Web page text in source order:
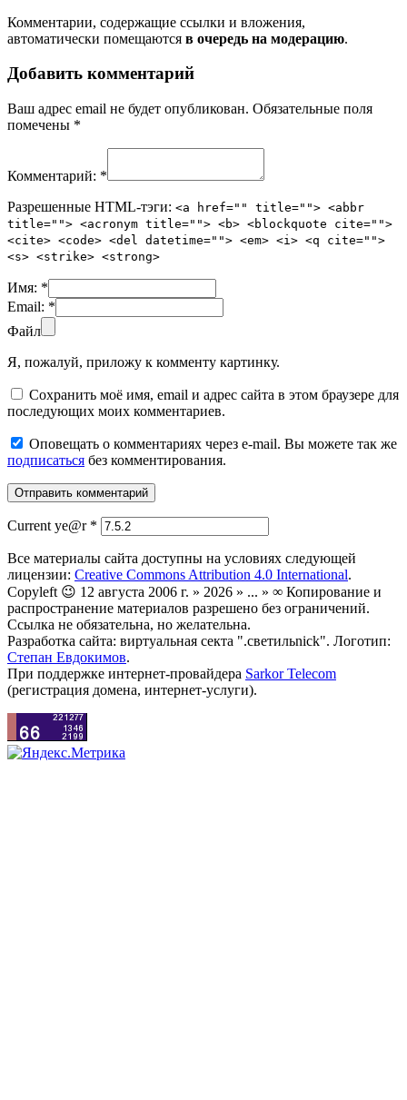
Комментарии, содержащие ссылки и вложения,
автоматически помещаются в очередь на модерацию.
Добавить комментарий
Ваш адрес email не будет опубликован. Обязательные поля
помечены *
Комментарий: *
Разрешенные HTML-тэги: <a href="" title=""> <abbr
title=""> <acronym title=""> <b> <blockquote cite="">
<cite> <code> <del datetime=""> <em> <i> <q cite="">
<s> <strike> <strong>
Имя: *
Email: *
Файл
Я, пожалуй, приложу к комменту картинку.
Сохранить моё имя, email и адрес сайта в этом браузере для
последующих моих комментариев.
Оповещать о комментариях через e-mail. Вы можете так же
подписаться без комментирования.
Current ye@r *
Все материалы сайта доступны на условиях следующей
лицензии: Creative Commons Attribution 4.0 International.
Copyleft 😉 12 августа 2006 г. » 2026 » ... » ∞ Копирование и
распространение материалов разрешено без ограничений.
Ссылка не обязательна, но желательна.
Разработка сайта: виртуальная секта ".светильnick". Логотип:
Степан Евдокимов.
При поддержке интернет-провайдера Sarkor Telecom
(регистрация домена, интернет-услуги).